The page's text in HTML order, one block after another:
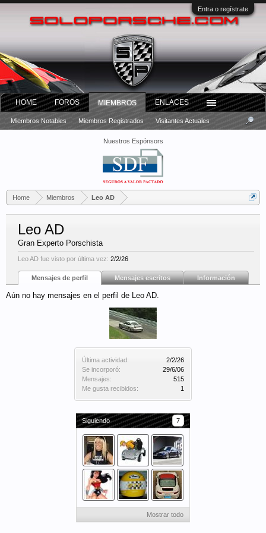
Entra o regístrate
Nuestros Espónsors
Home Miembros Leo AD
Última actividad:
2/2/26
Se incorporó:
29/6/06
Mensajes:
515
Me gusta recibidos:
1
Siguiendo 7
Mostrar todo
Leo AD
Gran Experto Porschista
Leo AD fue visto por última vez: 2/2/26
Mensajes de perfil Mensajes escritos Información
Aún no hay mensajes en el perfil de Leo AD.
HOME FOROS MIEMBROS
Miembros Notables Miembros Registrados Visitantes Actuales
ENLACES